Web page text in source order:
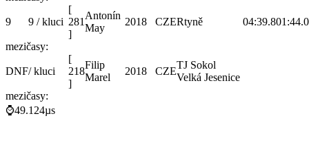
9 9 / kluci
[
281
]
Antonín
May
2018 CZERtyně 04:39.801:44.0
mezičasy:
DNF/ kluci
[
218
]
Filip
Marel
2018 CZE
TJ Sokol
Velká Jesenice
mezičasy:
⌚49.124µs